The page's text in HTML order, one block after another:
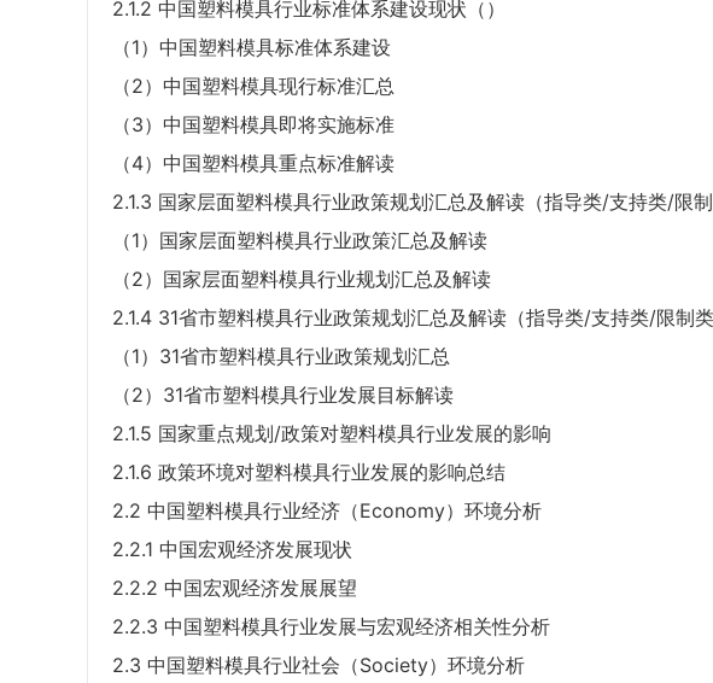
2.1.2 中国塑料模具行业标准体系建设现状（）
（1）中国塑料模具标准体系建设
（2）中国塑料模具现行标准汇总
（3）中国塑料模具即将实施标准
（4）中国塑料模具重点标准解读
2.1.3 国家层面塑料模具行业政策规划汇总及解读（指导类/支持类/限制
（1）国家层面塑料模具行业政策汇总及解读
（2）国家层面塑料模具行业规划汇总及解读
2.1.4 31省市塑料模具行业政策规划汇总及解读（指导类/支持类/限制类
（1）31省市塑料模具行业政策规划汇总
（2）31省市塑料模具行业发展目标解读
2.1.5 国家重点规划/政策对塑料模具行业发展的影响
2.1.6 政策环境对塑料模具行业发展的影响总结
2.2 中国塑料模具行业经济（Economy）环境分析
2.2.1 中国宏观经济发展现状
2.2.2 中国宏观经济发展展望
2.2.3 中国塑料模具行业发展与宏观经济相关性分析
2.3 中国塑料模具行业社会（Society）环境分析